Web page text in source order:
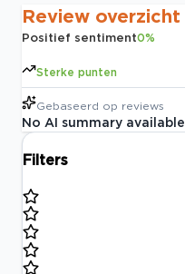
Review overzicht
Positief sentiment0%
Sterke punten
Gebaseerd op reviews
No AI summary available
Filters